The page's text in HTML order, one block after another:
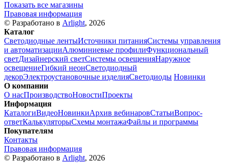
Показать все магазины
Правовая информация
© Разработано в Arlight, 2026
Каталог
Светодиодные лентыИсточники питанияСистемы управления
и автоматизацииАлюминиевые профилиФункциональный
светДизайнерский светСистемы освещенияНаружное
освещениеГибкий неонСветодиодный
декорЭлектроустановочные изделияСветодиоды Новинки
О компании
О насПроизводствоНовостиПроекты
Информация
КаталогиВидеоНовинкиАрхив вебинаровСтатьиВопрос-
ответКалькуляторыСхемы монтажаФайлы и программы
Покупателям
Контакты
Правовая информация
© Разработано в Arlight, 2026